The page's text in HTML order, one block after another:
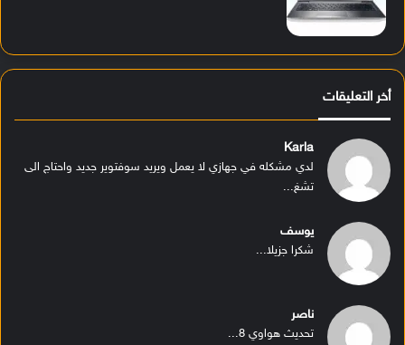
أخر التعليقات
Karla
لدي مشكله في جهازي لا يعمل ويريد سوفتوير جديد واحتاج الى
تشغ...
يوسف
شكرا جزيلا...
ناصر
تحديث هواوي 8...